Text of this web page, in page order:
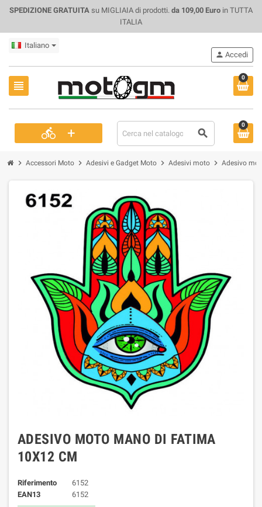
SPEDIZIONE GRATUITA su MIGLIAIA di prodotti. da 109,00 Euro in TUTTA
ITALIA
Italiano
view_headline
0
directions_bike + search
person Accedi
0
chevron_right Accessori Moto chevron_right Adesivi e Gadget Moto chevron_right Adesivi moto chevron_right Adesivo
ADESIVO MOTO MANO DI FATIMA
10X12 CM
Riferimento
6152
EAN13
6152